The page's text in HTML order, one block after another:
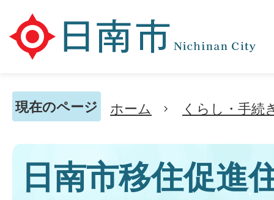
現在のページ ホーム くらし・手続
日南市移住促進